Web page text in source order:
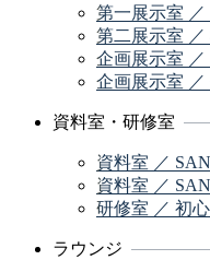
第一展示室
第二展示室
企画展示室
企画展示室 ／
資料室・研修室
資料室 ／
資料室 ／
研修室 ／ 初
ラウンジ